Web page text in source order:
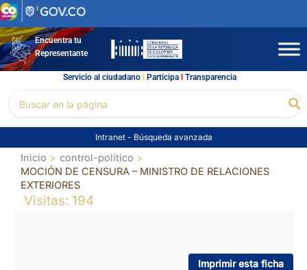
Ir
al
contenidoEncuentra tu
Representante
Servicio al ciudadano l Participal Transparencia
por:
Intranet - Búsqueda avanzada
Inicio
control-politico
MOCIÓN DE CENSURA – MINISTRO DE RELACIONES
EXTERIORES
Visitas: 194
Imprimir esta ficha